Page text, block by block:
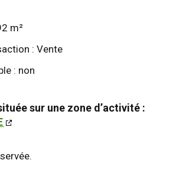
m²
: Vente
: non